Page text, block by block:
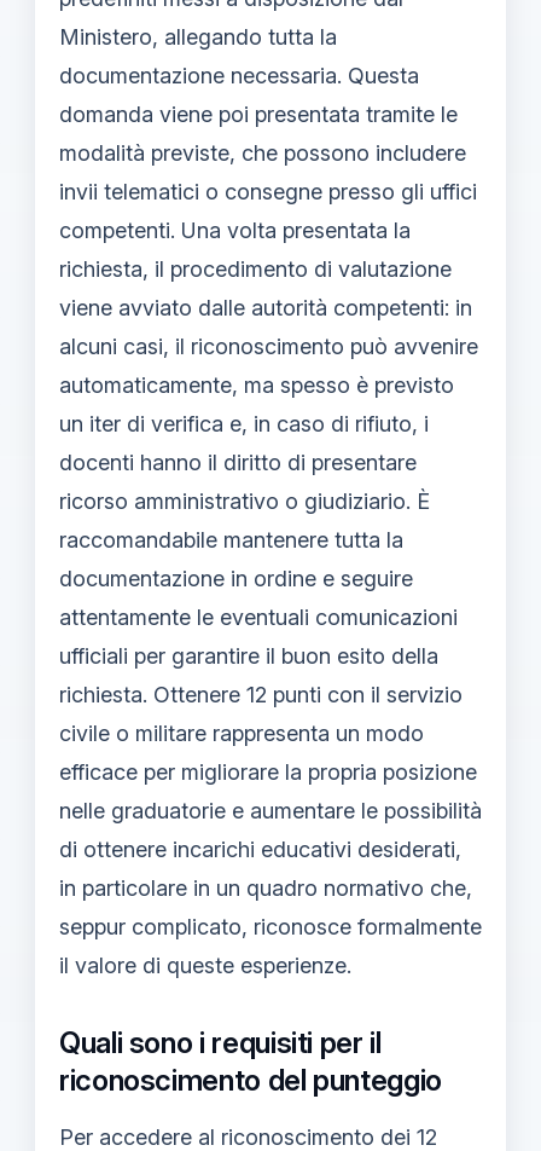
Ministero, allegando tutta la
documentazione necessaria. Questa
domanda viene poi presentata tramite le
modalità previste, che possono includere
invii telematici o consegne presso gli uffici
competenti. Una volta presentata la
richiesta, il procedimento di valutazione
viene avviato dalle autorità competenti: in
alcuni casi, il riconoscimento può avvenire
automaticamente, ma spesso è previsto
un iter di verifica e, in caso di rifiuto, i
docenti hanno il diritto di presentare
ricorso amministrativo o giudiziario. È
raccomandabile mantenere tutta la
documentazione in ordine e seguire
attentamente le eventuali comunicazioni
ufficiali per garantire il buon esito della
richiesta. Ottenere 12 punti con il servizio
civile o militare rappresenta un modo
efficace per migliorare la propria posizione
nelle graduatorie e aumentare le possibilità
di ottenere incarichi educativi desiderati,
in particolare in un quadro normativo che,
seppur complicato, riconosce formalmente
il valore di queste esperienze.
Quali sono i requisiti per il
riconoscimento del punteggio
Per accedere al riconoscimento dei 12